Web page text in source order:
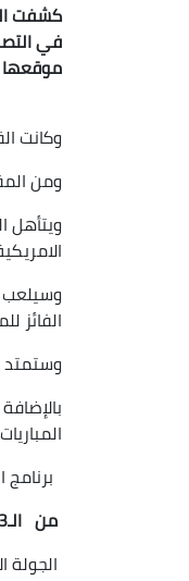
كشفت
وكانت
ومن
وسيلعب
الفائز
وستمتد
المباريات (13:00 ظهرا،16:00 مساء ، 17:00 مساء ، 21:00
برنامج
من الـ13 إلى الـ21 نوفمبر 2023 :
الجولة